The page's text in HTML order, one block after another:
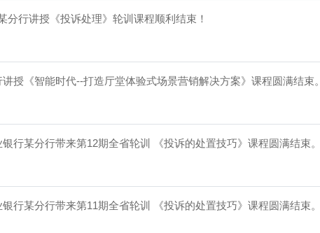
分行讲授《投诉处理》轮训课程顺利结束！
授《智能时代--打造厅堂体验式场景营销解决方案》课程圆满结束。
银行某分行带来第12期全省轮训 《投诉的处置技巧》课程圆满结束。
银行某分行带来第11期全省轮训 《投诉的处置技巧》课程圆满结束。